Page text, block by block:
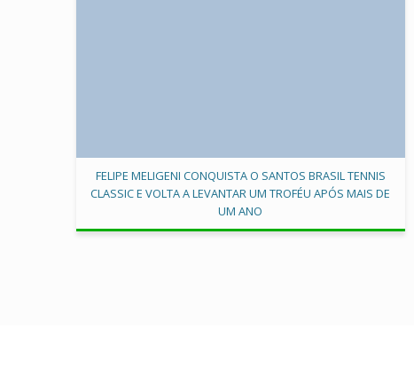
FELIPE MELIGENI CONQUISTA O SANTOS BRASIL TENNIS
CLASSIC E VOLTA A LEVANTAR UM TROFÉU APÓS MAIS DE
UM ANO